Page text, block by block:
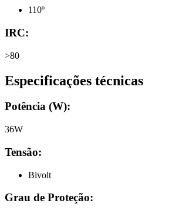
110º
IRC:
>80
Especificações técnicas
Potência (W):
36W
Tensão:
Bivolt
Grau de Proteção: